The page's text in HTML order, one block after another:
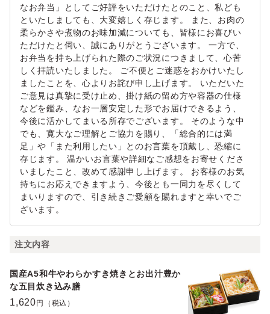
なお弁当」としてご好評をいただけたとのこと、私ども
といたしましても、大変嬉しく存じます。 また、お肉の
柔らかさや煮物のお味加減についても、皆様にお喜びい
ただけたと伺い、誠にありがとうございます。 一方で、
お弁当を持ち上げられた際のご状況につきまして、心苦
しく拝読いたしました。 ご不便とご迷惑をおかけいたし
ましたことを、心よりお詫び申し上げます。 いただいた
ご意見は真摯に受け止め、掛け紙の留め方や容器の仕様
などを鑑み、なお一層安定した形でお届けできるよう、
今後に活かしてまいる所存でございます。 そのような中
でも、寛大なご理解とご協力を賜り、「総合的には満
足」や「また利用したい」とのお言葉を頂戴し、恐縮に
存じます。 温かいお言葉や詳細なご感想をお寄せくださ
いましたこと、改めて感謝申し上げます。 お客様のお気
持ちにお応えできますよう、今後とも一同力を尽くして
まいりますので、引き続きご愛顧を賜れますと幸いでご
ざいます。
注文内容
国産A5和牛やわらかすき焼きとお出汁豊か
な五目炊き込み膳
1,620 円（税込）